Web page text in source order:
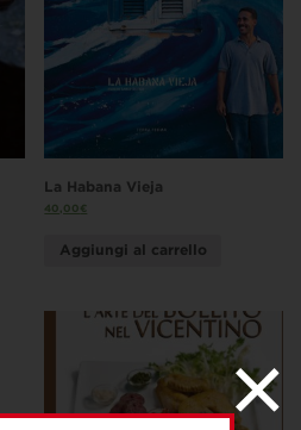
La Habana Vieja
40,00€
Aggiungi al carrello